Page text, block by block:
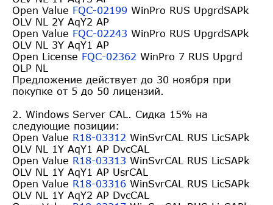
Open Value FQC-02199 WinPro RUS UpgrdSAPk
OLV NL 2Y AqY2 AP
Open Value FQC-02243 WinPro RUS UpgrdSAPk
OLV NL 3Y AqY1 AP
Open License FQC-02362 WinPro 7 RUS Upgrd
OLP NL
Предложение действует до 30 ноября при
покупке от 5 до 50 лицензий.
2. Windows Server CAL. Сидка 15% на
следующие позиции:
Open Value R18-03312 WinSvrCAL RUS LicSAPk
OLV NL 1Y AqY1 AP DvcCAL
Open Value R18-03313 WinSvrCAL RUS LicSAPk
OLV NL 1Y AqY1 AP UsrCAL
Open Value R18-03316 WinSvrCAL RUS LicSAPk
OLV NL 1Y AqY2 AP DvcCAL